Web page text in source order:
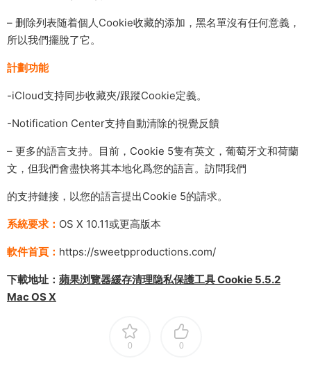
– 删除列表随着個人Cookie收藏的添加，黑名單沒有任何意義，
所以我們擺脫了它。
計劃功能
-iCloud支持同步收藏夾/跟蹤Cookie定義。
-Notification Center支持自動清除的視覺反饋
– 更多的語言支持。目前，Cookie 5隻有英文，葡萄牙文和荷蘭
文，但我們會盡快将其本地化爲您的語言。訪問我們
的支持鏈接，以您的語言提出Cookie 5的請求。
系統要求： OS X 10.11或更高版本
軟件首頁： https://sweetpproductions.com/
下載地址： 蘋果浏覽器緩存清理隐私保護工具 Cookie 5.5.2
Mac OS X
0 0